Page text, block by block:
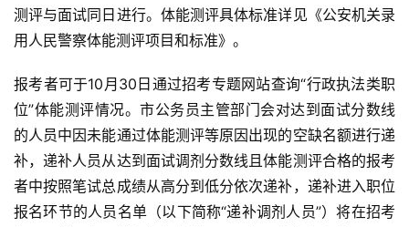
测评与面试同日进行。体能测评具体标准详见《公安机关录
用人民警察体能测评项目和标准》。
报考者可于10月30日通过招考专题网站查询“行政执法类职
位”体能测评情况。市公务员主管部门会对达到面试分数线
的人员中因未能通过体能测评等原因出现的空缺名额进行递
补，递补人员从达到面试调剂分数线且体能测评合格的报考
者中按照笔试总成绩从高分到低分依次递补，递补进入职位
报名环节的人员名单（以下简称“递补调剂人员”）将在招考